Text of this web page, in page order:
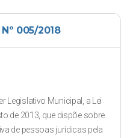
005/2018
Legislativo Municipal, a Lei
de 2013, que dispõe sobre
de pessoas jurídicas pela